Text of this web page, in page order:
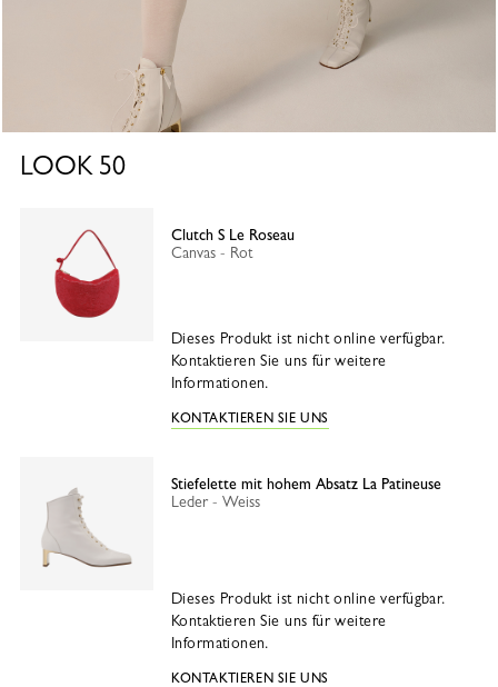
LOOK 50
Clutch S Le Roseau
Canvas - Rot
Dieses Produkt ist nicht online verfügbar.
Kontaktieren Sie uns für weitere
Informationen.
KONTAKTIEREN SIE UNS
Stiefelette mit hohem Absatz La Patineuse
Leder - Weiss
Dieses Produkt ist nicht online verfügbar.
Kontaktieren Sie uns für weitere
Informationen.
KONTAKTIEREN SIE UNS